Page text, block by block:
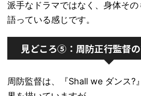
派手なドラマではなく、身体そ
語っている感じです。
見どころ⑤：周防正行監督
周防監督は、『Shall we ダンス?